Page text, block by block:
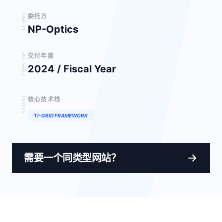
CLIENT 委托方
NP-Optics
TIMELINE 交付年度
2024 / Fiscal Year
STACKS 核心技术栈
TI-GRID FRAMEWORK
需要一个同类型网站？